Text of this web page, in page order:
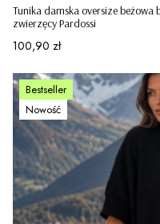
Tunika damska oversize
zwierzęcy Pardossi
Cena
100,90 zł
Bestseller
Nowość